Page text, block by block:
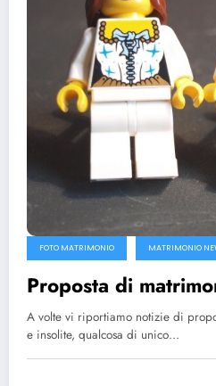
FOTO MATRIMONIO MATRIMONIO
Proposta di
A volte vi riportiamo notizie di
e insolite, qualcosa di unico…